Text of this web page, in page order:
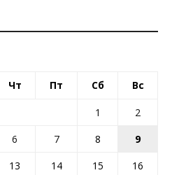
Чт Пт Сб Вс
1
2
6 7 8
9
13 14 15
16